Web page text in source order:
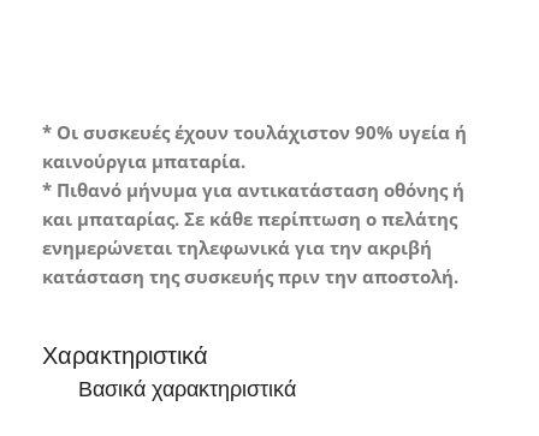
* Οι συσκευές έχουν τουλάχιστον 90% υγεία ή
καινούργια μπαταρία.
* Πιθανό μήνυμα για αντικατάσταση οθόνης ή
και μπαταρίας. Σε κάθε περίπτωση ο πελάτης
ενημερώνεται τηλεφωνικά για την ακριβή
κατάσταση της συσκευής πριν την αποστολή.
Χαρακτηριστικά
Βασικά χαρακτηριστικά